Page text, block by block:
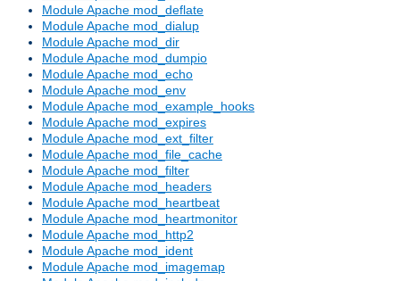
Module Apache mod_deflate
Module Apache mod_dialup
Module Apache mod_dir
Module Apache mod_dumpio
Module Apache mod_echo
Module Apache mod_env
Module Apache mod_example_hooks
Module Apache mod_expires
Module Apache mod_ext_filter
Module Apache mod_file_cache
Module Apache mod_filter
Module Apache mod_headers
Module Apache mod_heartbeat
Module Apache mod_heartmonitor
Module Apache mod_http2
Module Apache mod_ident
Module Apache mod_imagemap